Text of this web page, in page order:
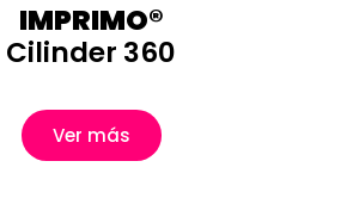
IMPRIMO®
Cilinder 360
Ver más